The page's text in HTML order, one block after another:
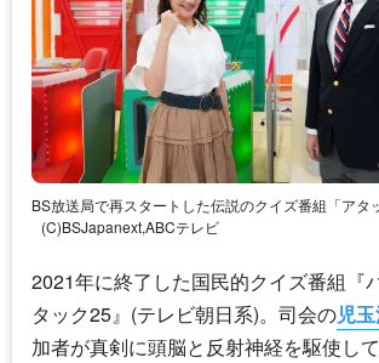
BS放送局で再スタートした伝説のクイズ番組「アタ
(C)BSJapanext,ABCテレビ
2021年に終了した国民的クイズ番組『
タック25』(テレビ朝日系)。司会の児
加者が真剣に頭脳と反射神経を駆使し